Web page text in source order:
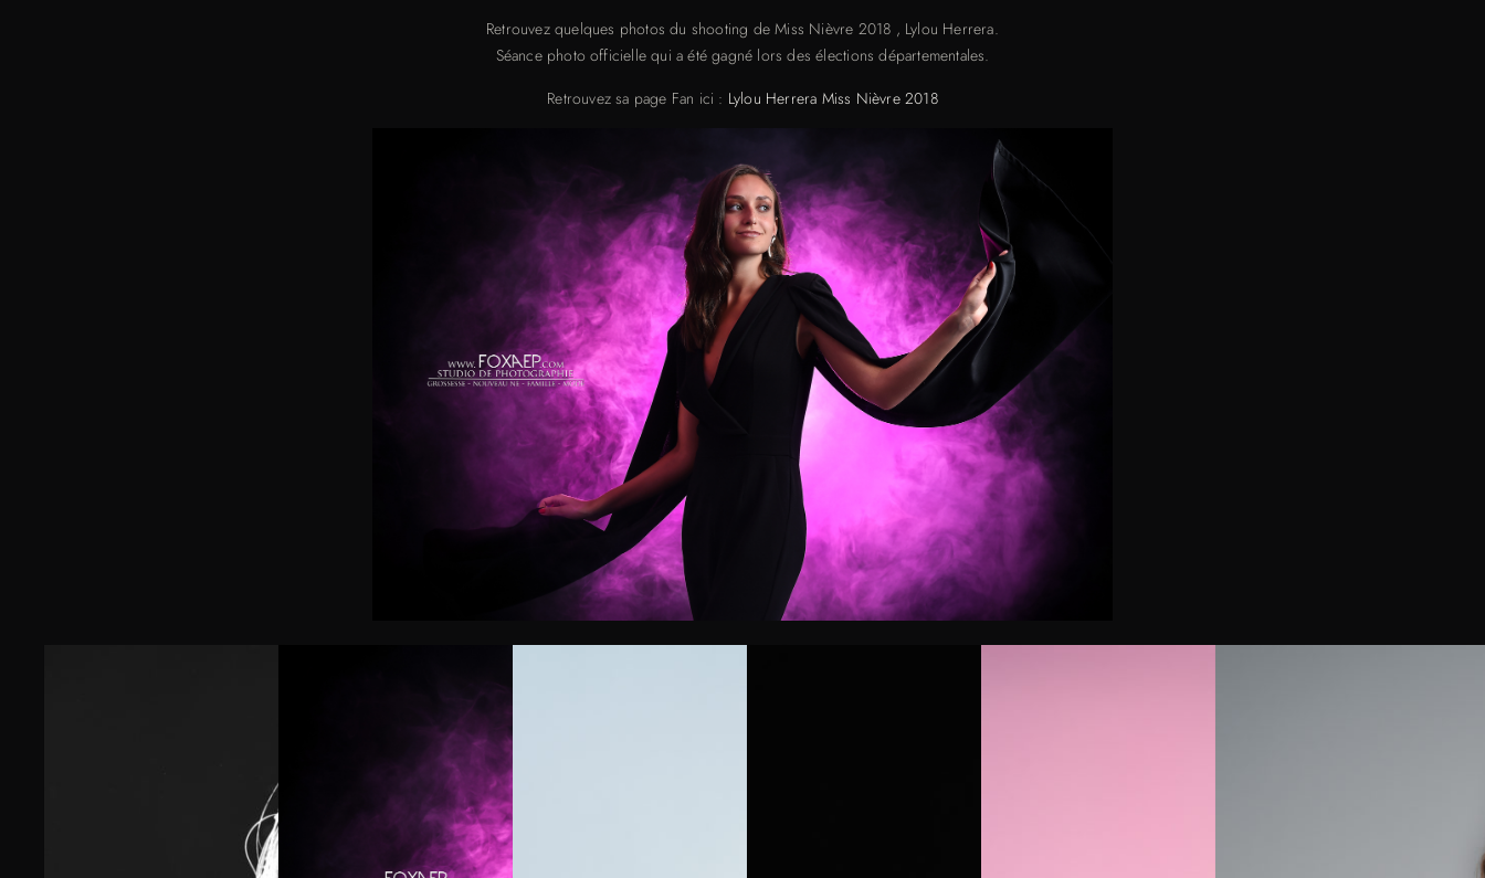
Retrouvez quelques photos du shooting de Miss Nièvre 2018 , Lylou Herrera.
Séance photo officielle qui a été gagné lors des élections départementales.
Retrouvez sa page Fan ici : Lylou Herrera Miss Nièvre 2018